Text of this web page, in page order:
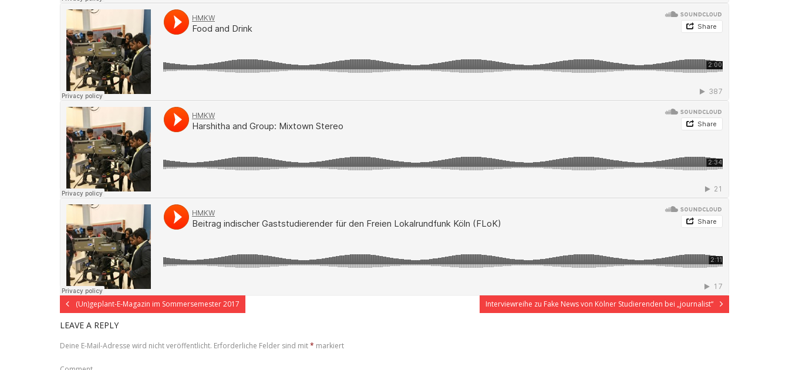
(Un)geplant-E-Magazin im Sommersemester 2017 Interviewreihe zu Fake News von Kölner Studierenden bei „journalist“
LEAVE A REPLY
Deine E-Mail-Adresse wird nicht veröffentlicht. Erforderliche Felder sind mit* markiert